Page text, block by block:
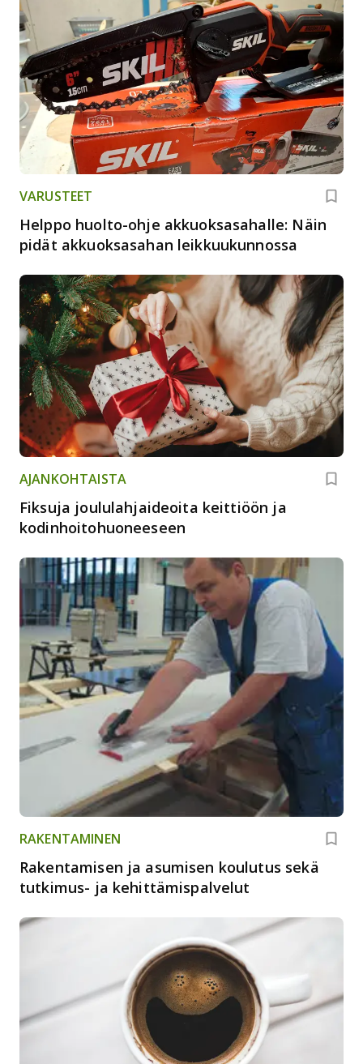
VARUSTEET
Helppo huolto-ohje akkuoksasahalle: Näin
pidät akkuoksasahan leikkuukunnossa
AJANKOHTAISTA
Fiksuja joululahjaideoita keittiöön ja
kodinhoitohuoneeseen
RAKENTAMINEN
Rakentamisen ja asumisen koulutus sekä
tutkimus- ja kehittämispalvelut